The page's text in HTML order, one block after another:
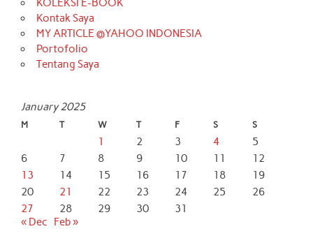
KOLEKSI E-BOOK
Kontak Saya
MY ARTICLE @YAHOO INDONESIA
Portofolio
Tentang Saya
January 2025
M T W T F S S
1 2 3 4
5
6
7 8 9 10 11
12
13
14 15 16 17 18
19
20
21 22 23 24 25
26
27
28 29 30
31
« Dec
Feb »